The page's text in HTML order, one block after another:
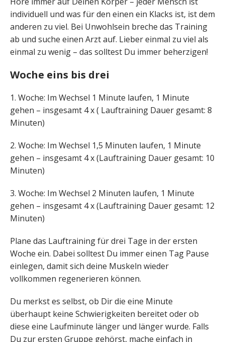
individuell und was für den einen ein Klacks ist, ist dem
anderen zu viel. Bei Unwohlsein breche das Training
ab und suche einen Arzt auf. Lieber einmal zu viel als
einmal zu wenig – das solltest Du immer beherzigen!
Woche eins bis drei
1. Woche: Im Wechsel 1 Minute laufen, 1 Minute
gehen – insgesamt 4 x ( Lauftraining Dauer gesamt: 8
Minuten)
2. Woche: Im Wechsel 1,5 Minuten laufen, 1 Minute
gehen – insgesamt 4 x (Lauftraining Dauer gesamt: 10
Minuten)
3. Woche: Im Wechsel 2 Minuten laufen, 1 Minute
gehen – insgesamt 4 x (Lauftraining Dauer gesamt: 12
Minuten)
Plane das Lauftraining für drei Tage in der ersten
Woche ein. Dabei solltest Du immer einen Tag Pause
einlegen, damit sich deine Muskeln wieder
vollkommen regenerieren können.
Du merkst es selbst, ob Dir die eine Minute
überhaupt keine Schwierigkeiten bereitet oder ob
diese eine Laufminute länger und länger wurde. Falls
Du zur ersten Gruppe gehörst, mache einfach in